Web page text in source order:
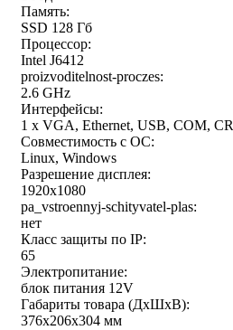
Память:
SSD 128 Гб
Процессор:
Intel J6412
proizvoditelnost-proczes:
2.6 GHz
Интерфейсы:
1 x VGA, Ethernet, USB, COM, CR
Совместимость с ОС:
Linux, Windows
Разрешение дисплея:
1920x1080
pa_vstroennyj-schityvatel-plas:
нет
Класс защиты по IP:
65
Электропитание:
блок питания 12V
Габариты товара (ДxШxВ):
376x206x304 мм